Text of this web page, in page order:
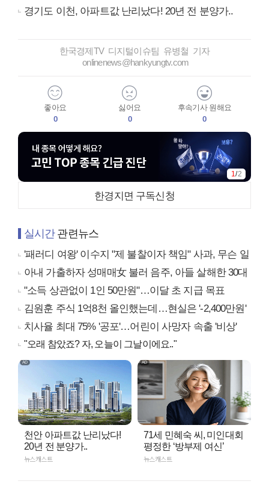
경기도 이천, 아파트값 난리났다! 20년 전 분양가..
한국경제TV 디지털이슈팀 유병철 기자
onlinenews@hankyungtv.com
좋아요
0
싫어요
0
후속기사 원해요
0
1 /2
한경지면 구독신청
실시간관련뉴스
'패러디 여왕' 이수지 "제 불찰이자 책임" 사과, 무슨 일
아내 가출하자 성매매女 불러 음주, 아들 살해한 30대
"소득 상관없이 1인 50만원"…이달 초 지급 목표
김원훈 주식 1억8천 올인했는데…현실은 '-2,400만원'
치사율 최대 75% '공포'…어린이 사망자 속출 '비상'
"오래 참았죠? 자, 오늘이 그날이에요.."
천안 아파트값 난리났다!
20년 전 분양가..
뉴스캐스트
71세 민혜숙 씨, 미인대회
평정한 ‘방부제 여신’
뉴스캐스트